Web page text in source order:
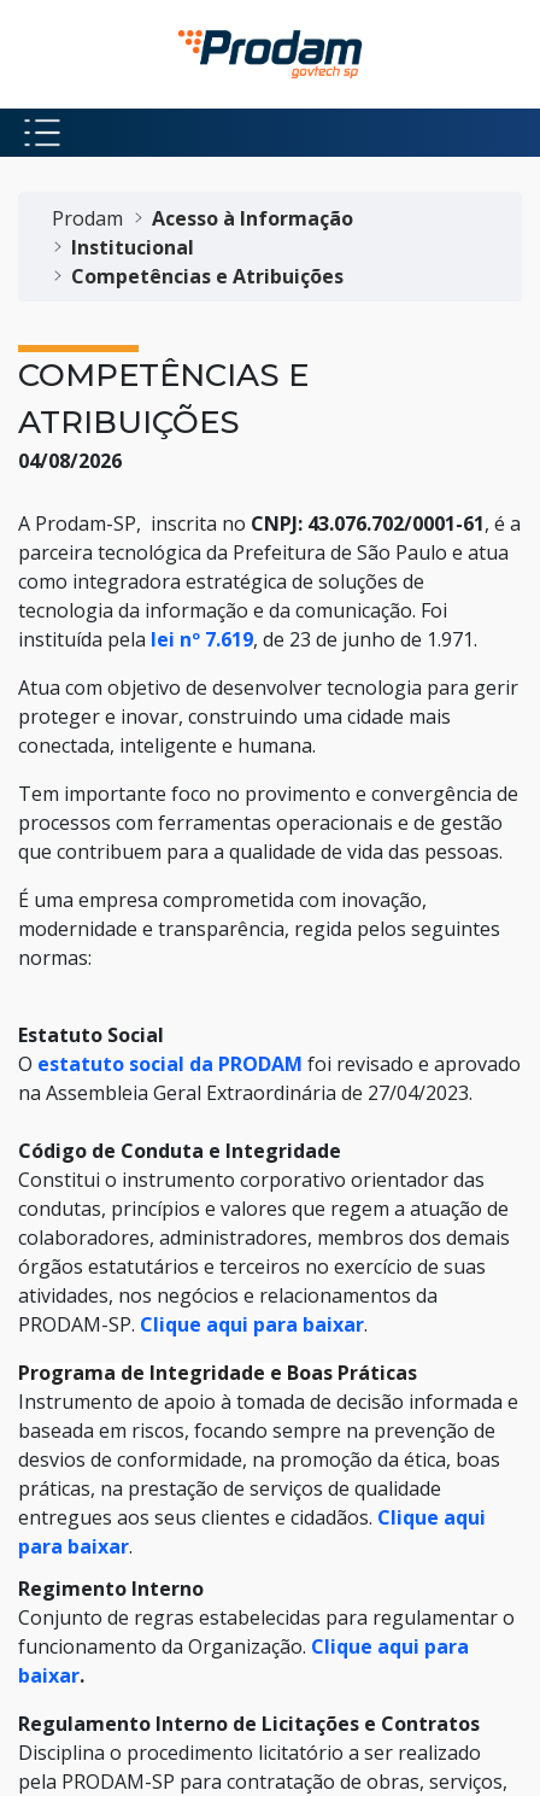
Pular para o Conteúdo principal
Prodam
Acesso à Informação
Institucional
Competências e Atribuições
COMPETÊNCIAS E
ATRIBUIÇÕES
04/08/2026
A Prodam-SP, inscrita no CNPJ: 43.076.702/0001-61, é a
parceira tecnológica da Prefeitura de São Paulo e atua
como integradora estratégica de soluções de
tecnologia da informação e da comunicação. Foi
instituída pela lei nº 7.619, de 23 de junho de 1.971.
Atua com objetivo de desenvolver tecnologia para gerir
proteger e inovar, construindo uma cidade mais
conectada, inteligente e humana.
Tem importante foco no provimento e convergência de
processos com ferramentas operacionais e de gestão
que contribuem para a qualidade de vida das pessoas.
É uma empresa comprometida com inovação,
modernidade e transparência, regida pelos seguintes
normas:
Estatuto Social
O estatuto social da PRODAM foi revisado e aprovado
na Assembleia Geral Extraordinária de 27/04/2023.
Código de Conduta e Integridade
Constitui o instrumento corporativo orientador das
condutas, princípios e valores que regem a atuação de
colaboradores, administradores, membros dos demais
órgãos estatutários e terceiros no exercício de suas
atividades, nos negócios e relacionamentos da
PRODAM-SP. Clique aqui para baixar.
Programa de Integridade e Boas Práticas
Instrumento de apoio à tomada de decisão informada e
baseada em riscos, focando sempre na prevenção de
desvios de conformidade, na promoção da ética, boas
práticas, na prestação de serviços de qualidade
entregues aos seus clientes e cidadãos. Clique aqui
para baixar.
Regimento Interno
Conjunto de regras estabelecidas para regulamentar o
funcionamento da Organização. Clique aqui para
baixar.
Regulamento Interno de Licitações e Contratos
Disciplina o procedimento licitatório a ser realizado
pela PRODAM-SP para contratação de obras, serviços,